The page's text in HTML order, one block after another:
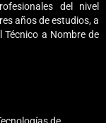
del nivel
años de estudios, a
a Nombre de